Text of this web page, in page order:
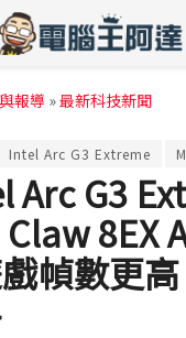
報導 »最新科技新聞
Intel Arc G3 Extreme
Arc G3
8EX
幀數更